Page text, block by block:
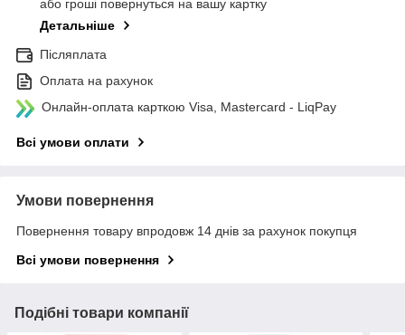
або гроші повернуться на вашу картку
Детальніше
Післяплата
Оплата на рахунок
Онлайн-оплата карткою Visa, Mastercard - LiqPay
Всі умови оплати
Умови повернення
Повернення товару впродовж 14 днів за рахунок покупця
Всі умови повернення
Подібні товари компанії